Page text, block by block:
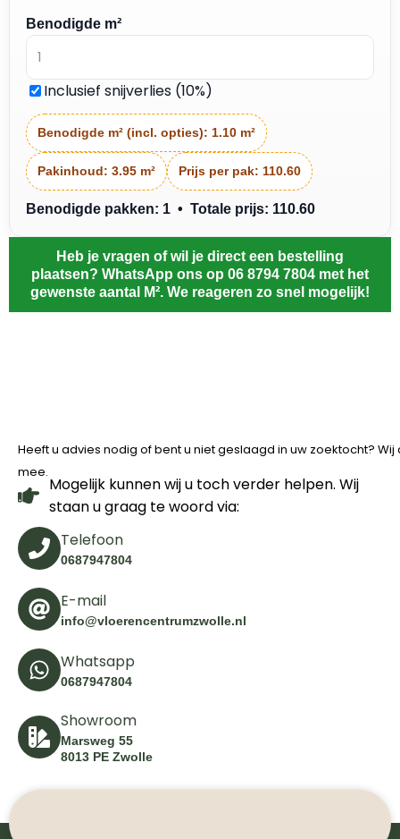
Benodigde m²
Inclusief snijverlies (10%)
Benodigde m² (incl. opties): 1.10 m²
Pakinhoud: 3.95 m² Prijs per pak: 110.60
Benodigde pakken: 1 • Totale prijs: 110.60
Heb je vragen of wil je direct een bestelling
plaatsen? WhatsApp ons op 06 8794 7804 met het
gewenste aantal M². We reageren zo snel mogelijk!
Heeft u advies nodig of bent u niet geslaagd in uw zoektocht?
mee.
Mogelijk kunnen wij u toch verder helpen. Wij
staan u graag te woord via:
Telefoon
0687947804
E-mail
info@vloerencentrumzwolle.nl
Whatsapp
0687947804
Showroom
Marsweg 55
8013 PE Zwolle